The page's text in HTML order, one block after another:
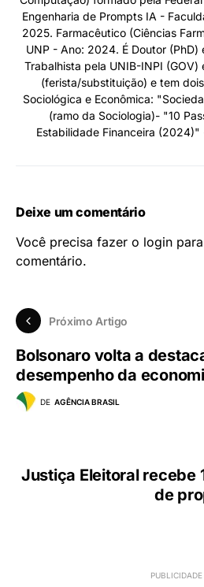
Engenharia de Prompts IA -
2025. Farmacêutico (Ciências
UNP - Ano: 2024. É Doutor (PhD)
Trabalhista pela UNIB-INPI (GOV)
(ferista/substituição) e tem
Sociológica e Econômica:
(ramo da Sociologia)- "10
Estabilidade Financeira (2024)"
Deixe um comentário
Você precisa fazer o login
comentário.
Próximo Artigo
Bolsonaro volta a
desempenho da
DE AGÊNCIA BRASIL
Justiça Eleitoral recebe
de